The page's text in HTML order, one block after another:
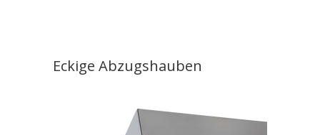
Eckige Abzugshauben